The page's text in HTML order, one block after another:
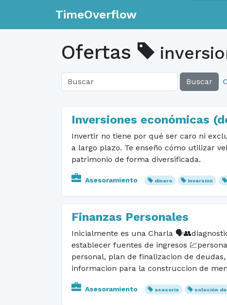
TimeOverflow
Ofertas
Buscar
Inversiones económicas
Invertir no tiene por qué ser caro ni
a largo plazo. Te enseño cómo utilizar
patrimonio de forma diversificada.
Asesoramiento dinero inversion
Finanzas Personales
Inicialmente es una Charla
establecer fuentes de ingresos
personal, plan de finalizacion de
informacion para la construccion de
Asesoramiento asesoria solución